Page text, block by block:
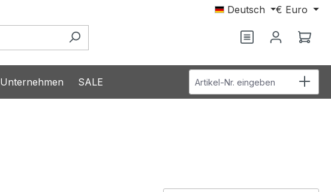
Deutsch € Euro
Du hast 0
Unternehmen SALE Artikel-Nr. eingeben